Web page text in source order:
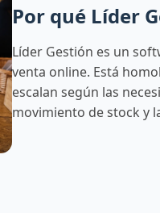
Por qué Líder
Líder Gestión es un
venta online. Está
escalan según las
movimiento de stock y